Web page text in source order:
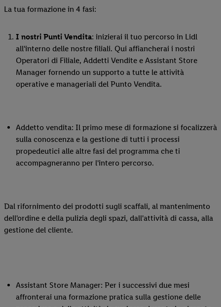
La tua formazione in 4 fasi:
I nostri Punti Vendita: inizierai il tuo percorso in Lidl
all'interno delle nostre filiali. Qui affiancherai i nostri
Operatori di Filiale, Addetti Vendite e Assistant Store
Manager fornendo un supporto a tutte le attività
operative e manageriali del Punto Vendita.
Addetto vendita: Il primo mese di formazione si focalizzerà
sulla conoscenza e la gestione di tutti i processi
propedeutici alle altre fasi del programma che ti
accompagneranno per l'intero percorso.
Dal rifornimento dei prodotti sugli scaffali, al mantenimento
dell'ordine e della pulizia degli spazi, dall'attività di cassa, alla
gestione del cliente.
Assistant Store Manager: Per i successivi due mesi
affronterai una formazione pratica sulla gestione delle